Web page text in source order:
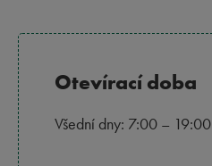
Otevírací doba
Všední dny: 7:00 – 19:00